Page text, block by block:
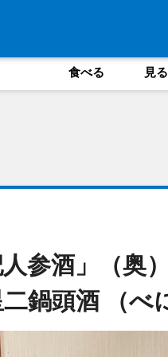
食べる 見
人参酒」（奥
鍋頭酒 （べ